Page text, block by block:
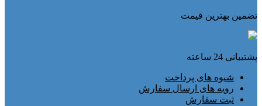
تضمین بهترین قیمت
پشتیبانی 24 ساعته
شیوه های پرداخت
رویه های ارسال سفارش
ثبت سفارش